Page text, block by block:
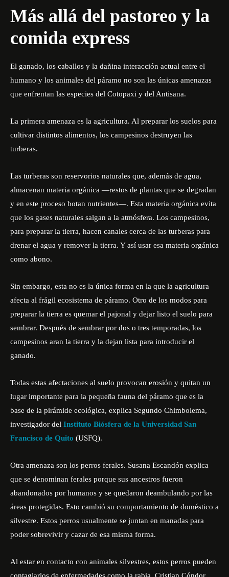
Más allá del pastoreo y la
comida express
El ganado, los caballos y la dañina interacción actual entre el
humano y los animales del páramo no son las únicas amenazas
que enfrentan las especies del Cotopaxi y del Antisana.
La primera amenaza es la agricultura. Al preparar los suelos para
cultivar distintos alimentos, los campesinos destruyen las
turberas.
Las turberas son reservorios naturales que, además de agua,
almacenan materia orgánica —restos de plantas que se degradan
y en este proceso botan nutrientes—. Esta materia orgánica evita
que los gases naturales salgan a la atmósfera. Los campesinos,
para preparar la tierra, hacen canales cerca de las turberas para
drenar el agua y remover la tierra. Y así usar esa materia orgánica
como abono.
Sin embargo, esta no es la única forma en la que la agricultura
afecta al frágil ecosistema de páramo. Otro de los modos para
preparar la tierra es quemar el pajonal y dejar listo el suelo para
sembrar. Después de sembrar por dos o tres temporadas, los
campesinos aran la tierra y la dejan lista para introducir el
ganado.
Todas estas afectaciones al suelo provocan erosión y quitan un
lugar importante para la pequeña fauna del páramo que es la
base de la pirámide ecológica, explica Segundo Chimbolema,
investigador del Instituto Biósfera de la Universidad San
Francisco de Quito (USFQ).
Otra amenaza son los perros ferales. Susana Escandón explica
que se denominan ferales porque sus ancestros fueron
abandonados por humanos y se quedaron deambulando por las
áreas protegidas. Esto cambió su comportamiento de doméstico a
silvestre. Estos perros usualmente se juntan en manadas para
poder sobrevivir y cazar de esa misma forma.
Al estar en contacto con animales silvestres, estos perros pueden